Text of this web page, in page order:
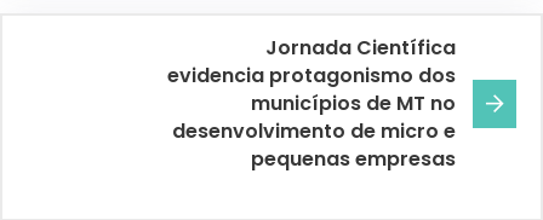
Jornada Científica
evidencia protagonismo dos
municípios de MT no
desenvolvimento de micro e
pequenas empresas